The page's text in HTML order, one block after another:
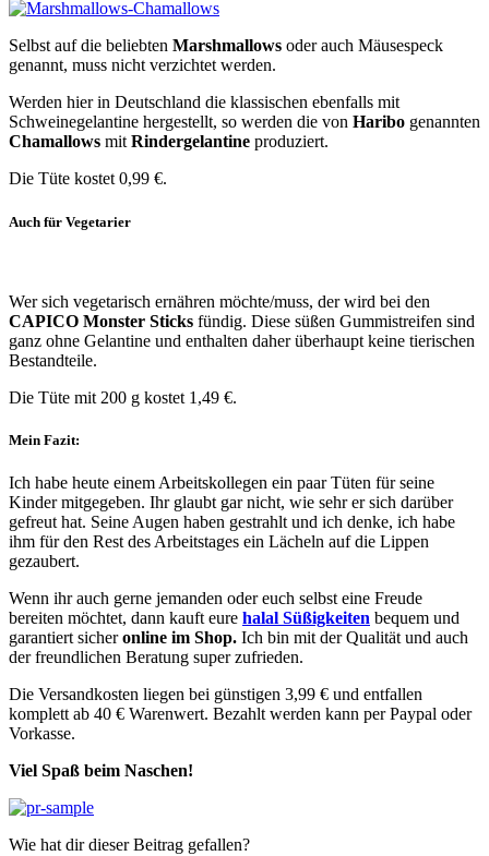
Selbst auf die beliebten Marshmallows oder auch Mäusespeck
genannt, muss nicht verzichtet werden.
Werden hier in Deutschland die klassischen ebenfalls mit
Schweinegelantine hergestellt, so werden die von Haribo genannten
Chamallows mitRindergelantine produziert.
Die Tüte kostet 0,99 €.
Auch für Vegetarier
Wer sich vegetarisch ernähren möchte/muss, der wird bei den
CAPICO Monster Sticks fündig. Diese süßen Gummistreifen sind
ganz ohne Gelantine und enthalten daher überhaupt keine tierischen
Bestandteile.
Die Tüte mit 200 g kostet 1,49 €.
Mein Fazit:
Ich habe heute einem Arbeitskollegen ein paar Tüten für seine
Kinder mitgegeben. Ihr glaubt gar nicht, wie sehr er sich darüber
gefreut hat. Seine Augen haben gestrahlt und ich denke, ich habe
ihm für den Rest des Arbeitstages ein Lächeln auf die Lippen
gezaubert.
Wenn ihr auch gerne jemanden oder euch selbst eine Freude
bereiten möchtet, dann kauft eure halal Süßigkeiten bequem und
garantiert sicheronline im Shop. Ich bin mit der Qualität und auch
der freundlichen Beratung super zufrieden.
Die Versandkosten liegen bei günstigen 3,99 € und entfallen
komplett ab 40 € Warenwert. Bezahlt werden kann per Paypal oder
Vorkasse.
Viel Spaß beim Naschen!
Wie hat dir dieser Beitrag gefallen?